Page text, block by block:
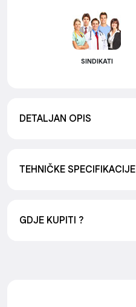
SINDIKATI
DETALJAN OPIS
TEHNIČKE SPECIFIKACIJE
GDJE KUPITI ?